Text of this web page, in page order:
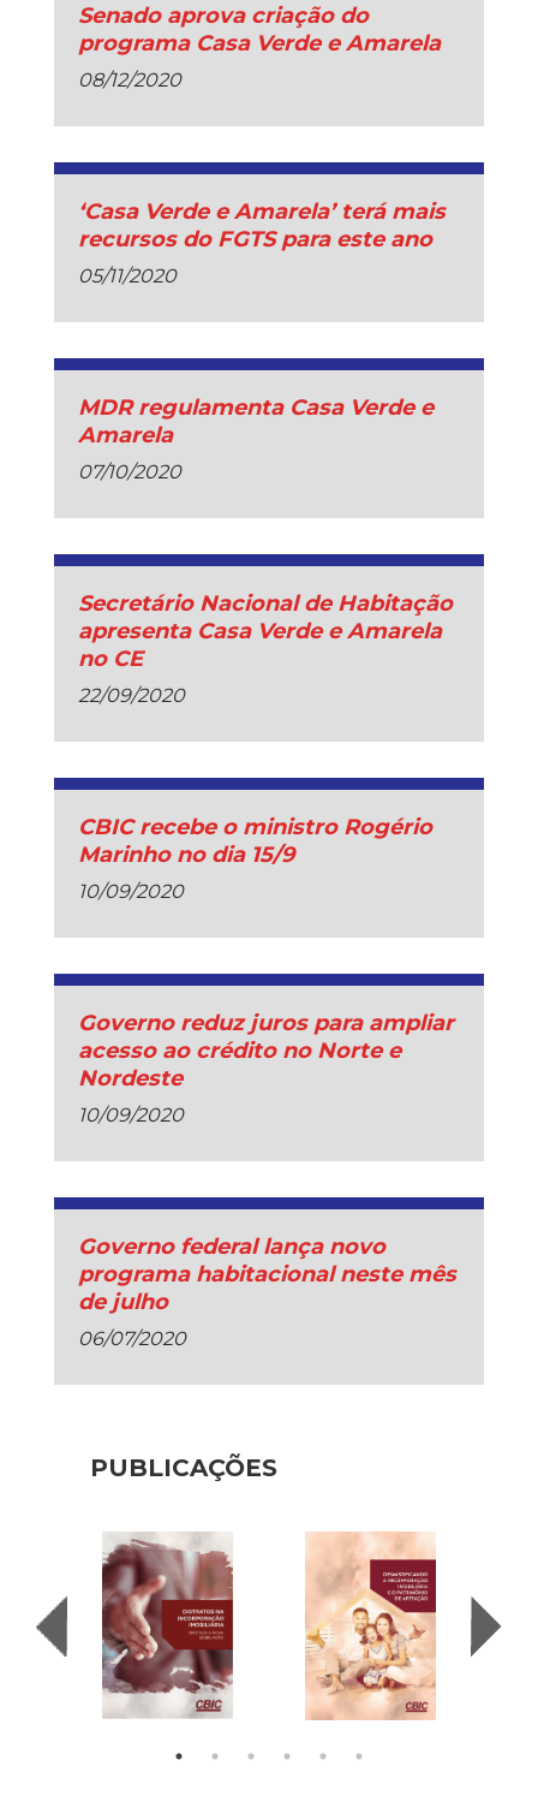
Senado aprova criação do
programa Casa Verde e Amarela
08/12/2020
‘Casa Verde e Amarela’ terá mais
recursos do FGTS para este ano
05/11/2020
MDR regulamenta Casa Verde e
Amarela
07/10/2020
Secretário Nacional de Habitação
apresenta Casa Verde e Amarela
no CE
22/09/2020
CBIC recebe o ministro Rogério
Marinho no dia 15/9
10/09/2020
Governo reduz juros para ampliar
acesso ao crédito no Norte e
Nordeste
10/09/2020
Governo federal lança novo
programa habitacional neste mês
de julho
06/07/2020
PUBLICAÇÕES